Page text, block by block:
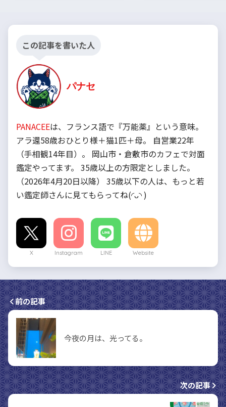
この記事を書いた人
パナセ
PANACEEは、フランス語で『万能薬』という意味。
アラ還58歳おひとり様＋猫1匹＋母。 自営業22年
（手相観14年目）。 岡山市・倉敷市のカフェで対面
鑑定やってます。 35歳以上の方限定としました。
（2026年4月20日以降） 35歳以下の人は、もっと若
い鑑定師さんに見てもらってね(◜ᴗ◝ )
X Instagram LINE Website
前の記事
今夜の月は、光ってる。
次の記事